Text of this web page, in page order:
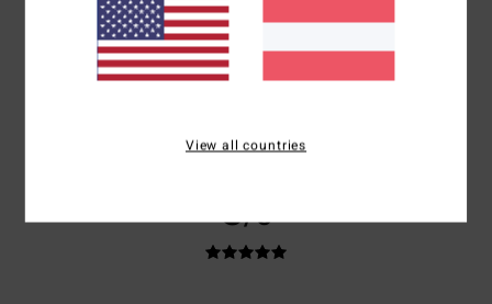
4. Juli 2026
Es ist fantastisch, mal etwas anderes und passt einfach perfekt
Original anzeigen - English
Ich empfehle dieses Produkt
5/5
View all countries